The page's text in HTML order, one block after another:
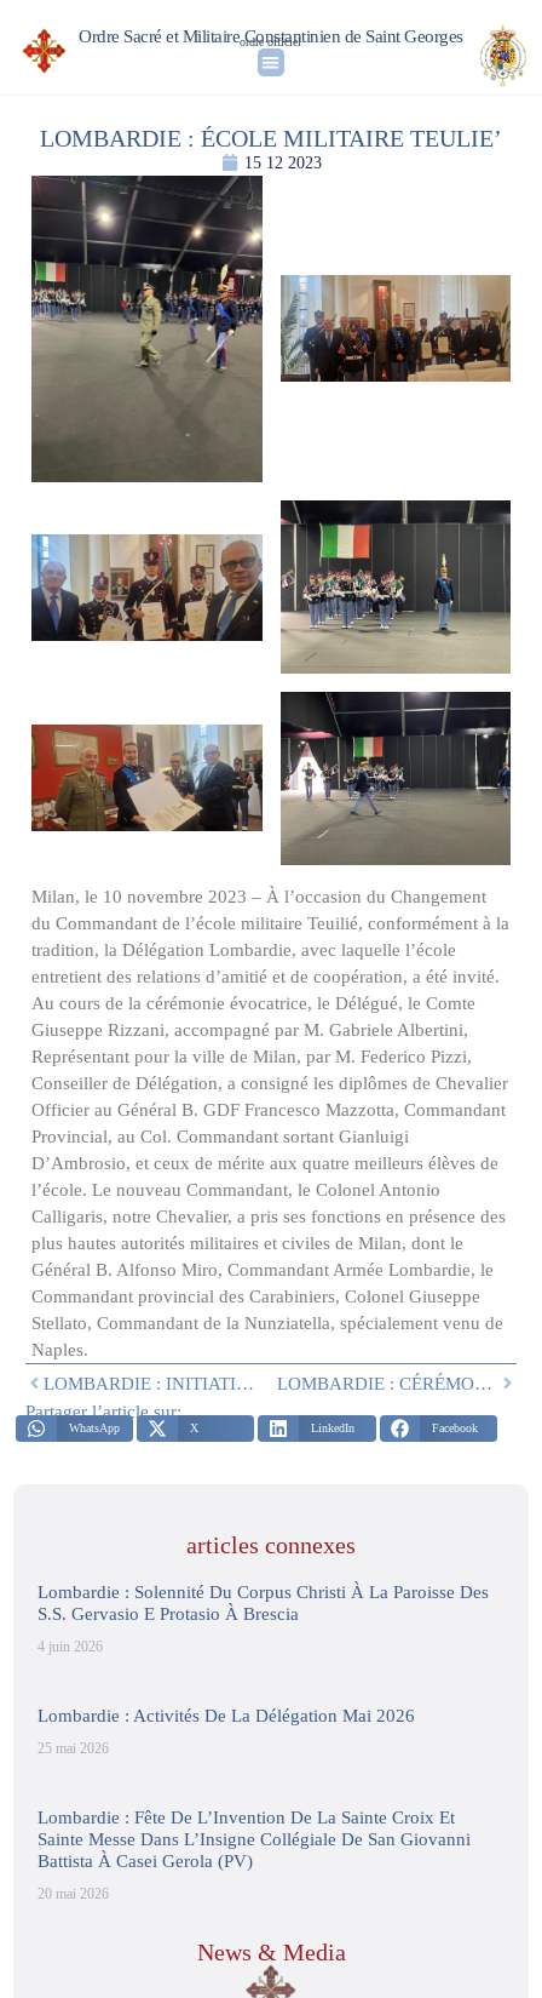
Ordre Sacré et Militaire Constantinien de Saint Georges
ordre officiel
LOMBARDIE : ÉCOLE MILITAIRE TEULIE’
15 12 2023
Milan, le 10 novembre 2023 – À l’occasion du Changement
du Commandant de l’école militaire Teuilié, conformément à la
tradition, la Délégation Lombardie, avec laquelle l’école
entretient des relations d’amitié et de coopération, a été invité.
Au cours de la cérémonie évocatrice, le Délégué, le Comte
Giuseppe Rizzani, accompagné par M. Gabriele Albertini,
Représentant pour la ville de Milan, par M. Federico Pizzi,
Conseiller de Délégation, a consigné les diplômes de Chevalier
Officier au Général B. GDF Francesco Mazzotta, Commandant
Provincial, au Col. Commandant sortant Gianluigi
D’Ambrosio, et ceux de mérite aux quatre meilleurs élèves de
l’école. Le nouveau Commandant, le Colonel Antonio
Calligaris, notre Chevalier, a pris ses fonctions en présence des
plus hautes autorités militaires et civiles de Milan, dont le
Général B. Alfonso Miro, Commandant Armée Lombardie, le
Commandant provincial des Carabiniers, Colonel Giuseppe
Stellato, Commandant de la Nunziatella, spécialement venu de
Naples.
LOMBARDIE : INITIATIVES AVANT NOËL
LOMBARDIE : CÉRÉMONIE AVANT NOËL
Partager l’article sur:
WhatsApp X LinkedIn Facebook
articles connexes
Lombardie : Solennité Du Corpus Christi À La Paroisse Des
S.S. Gervasio E Protasio À Brescia
4 juin 2026
Lombardie : Activités De La Délégation Mai 2026
25 mai 2026
Lombardie : Fête De L’Invention De La Sainte Croix Et
Sainte Messe Dans L’Insigne Collégiale De San Giovanni
Battista À Casei Gerola (PV)
20 mai 2026
News & Media